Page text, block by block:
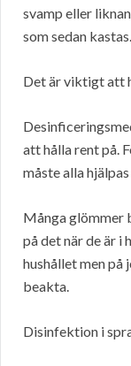
svamp eller
som sedan kastas.
Det är viktigt att
att hålla rent på.
måste alla
Många glömmer
på det när de är i
hushållet men
beakta.
Disinfektion i